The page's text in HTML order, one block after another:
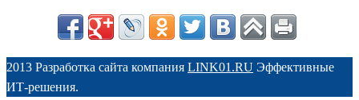
2013 Разработка сайта компания LINK01.RU Эффективные
ИТ-решения.